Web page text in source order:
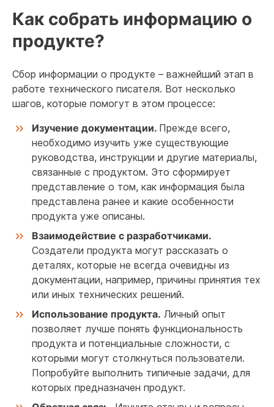
Как собрать информацию о
продукте?
Сбор информации о продукте – важнейший этап в
работе технического писателя. Вот несколько
шагов, которые помогут в этом процессе:
Изучение документации. Прежде всего,
необходимо изучить уже существующие
руководства, инструкции и другие материалы,
связанные с продуктом. Это сформирует
представление о том, как информация была
представлена ранее и какие особенности
продукта уже описаны.
Взаимодействие с разработчиками.
Создатели продукта могут рассказать о
деталях, которые не всегда очевидны из
документации, например, причины принятия тех
или иных технических решений.
Использование продукта. Личный опыт
позволяет лучше понять функциональность
продукта и потенциальные сложности, с
которыми могут столкнуться пользователи.
Попробуйте выполнить типичные задачи, для
которых предназначен продукт.